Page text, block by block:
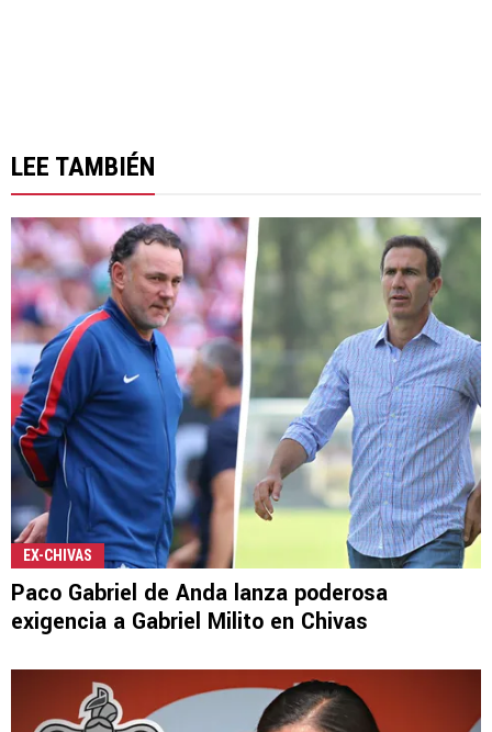
LEE TAMBIÉN
EX-CHIVAS
Paco Gabriel de Anda lanza poderosa
exigencia a Gabriel Milito en Chivas